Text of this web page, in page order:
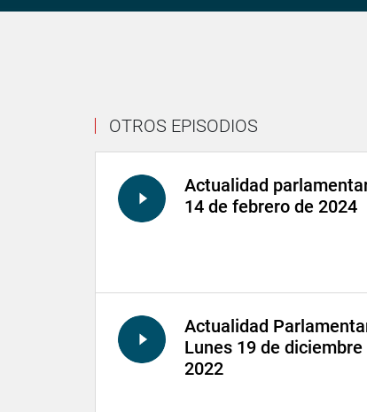
OTROS EPISODIOS
Actualidad
14 de febrero de 2024
Actualidad
Lunes 19 de diciembre
2022